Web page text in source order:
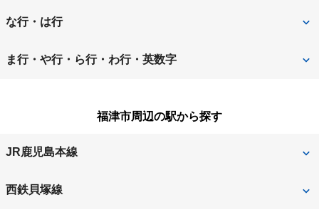
飯塚市
遠賀郡芦屋町
遠賀郡岡垣町
田川郡川崎町
田川市 太宰府市
築上郡吉富町
な行・は行
那珂川市 中間市
福岡市城南区
福岡市中央区
福岡市博多区
ま行・や行・ら行・わ行・英数字
みやま市
宗像市
福津市周辺の駅から探す
JR鹿児島本線
東福間
西鉄貝塚線